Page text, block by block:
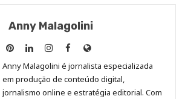
Anny Malagolini
Anny
Malagolini
no
Pinterest
Anny
Malagolini
no
LinkedIn
Anny
Malagolini
no
Instagram
Anny
Malagolini
no
Facebook
Site
de
Anny
Malagolini
Anny Malagolini é jornalista especializada
em produção de conteúdo digital,
jornalismo online e estratégia editorial. Com